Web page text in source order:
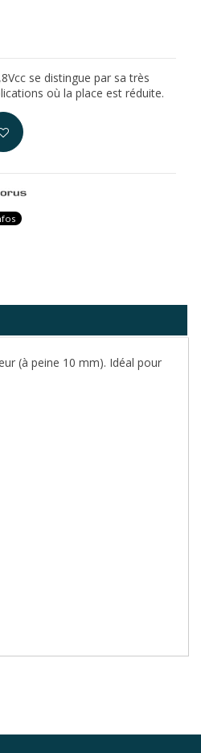
se distingue par sa très
où la place est réduite.
(à peine 10 mm). Idéal pour